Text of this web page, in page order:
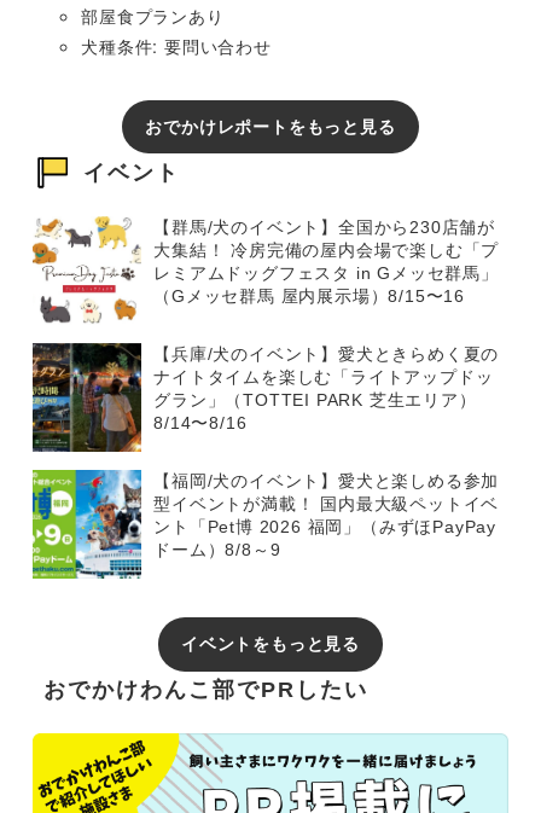
部屋食プランあり
犬種条件: 要問い合わせ
おでかけレポートをもっと見る
イベント
【群馬/犬のイベント】全国から230店舗が
大集結！ 冷房完備の屋内会場で楽しむ「プ
レミアムドッグフェスタ in Gメッセ群馬」
（Gメッセ群馬 屋内展示場）8/15〜16
【兵庫/犬のイベント】愛犬ときらめく夏の
ナイトタイムを楽しむ「ライトアップドッ
グラン」（TOTTEI PARK 芝生エリア）
8/14〜8/16
【福岡/犬のイベント】愛犬と楽しめる参加
型イベントが満載！ 国内最大級ペットイベ
ント「Pet博 2026 福岡」（みずほPayPay
ドーム）8/8～9
イベントをもっと見る
おでかけわんこ部でPRしたい